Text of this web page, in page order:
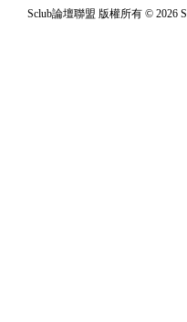
Sclub論壇聯盟 版權所有 © 2026